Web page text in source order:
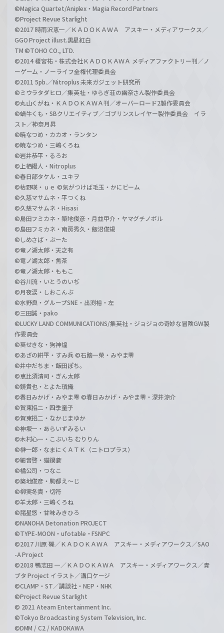
©Magica Quartet/Aniplex・Magia Record Partners
©Project Revue Starlight
©2017 時雨沢恵一／ＫＡＤＯＫＡＷＡ アスキー・メディアワークス／
GGO Project illust.黒星紅白
TM ©TOHO CO., LTD.
©2014 榎宮祐・株式会社ＫＡＤＯＫＡＷＡ メディアファクトリー刊／ノ
ーゲーム・ノーライフ全権代理委員会
©2011 5pb.／Nitroplus 未来ガジェット研究所
©ミウラタダヒロ／集英社・ゆらぎ荘の幽奈さん製作委員会
©丸山くがね・ＫＡＤＯＫＡＷＡ刊／オーバーロード2製作委員会
©蝸牛くも・SBクリエイティブ／ゴブリンスレイヤー製作委員会 イラ
スト／神奈月昇
©暁なつめ・カカオ・ランタン
©暁なつめ・三嶋くろね
©岩井恭平・るろお
©上栖綴人・Nitroplus
©春日部タケル・ユキヲ
©枯野瑛・ｕｅ ©気がつけば毛玉・かにビーム
©久慈マサムネ・平つくね
©久慈マサムネ・Hisasi
©島田フミカネ・築地俊彦・月並甲介・ヤマグチノボル
©島田フミカネ・南房秀久・飯沼俊規
©しめさば・ぶーた
©竜ノ湖太郎・天之有
©竜ノ湖太郎・焦茶
©竜ノ湖太郎・ももこ
©谷川流・いとうのいぢ
©月夜涙・しおこんぶ
©水野良・グループSNE・出渕裕・左
©三田誠・pako
©LUCKY LAND COMMUNICATIONS/集英社・ジョジョの奇妙な冒険GW製
作委員会
©葵せきな・狗神煌
©あざの耕平・すみ兵 ©石踏一榮・みやま零
©井中だちま・飯田ぽち。
©恵比須清司・ぎん太郎
©鏡貴也・とよた瑣織
©春日みかげ・みやま零 ©春日みかげ・みやま零・深井涼介
©賀東招二・四季童子
©賀東招二・なかじまゆか
©神坂一・あらいずみるい
©木村心一・こぶいち むりりん
©榊一郎・なまにくＡＴＫ（ニトロプラス）
©細音啓・猫鍋蒼
©橘公司・つなこ
©築地俊彦・駒都え～じ
©柳実冬貴・切符
©羊太郎・三嶋くろね
©諸星悠・甘味みきひろ
©NANOHA Detonation PROJECT
©TYPE-MOON・ufotable・FSNPC
©2017 川原 礫／ＫＡＤＯＫＡＷＡ アスキー・メディアワークス／SAO
-A Project
©2018 鴨志田 一／ＫＡＤＯＫＡＷＡ アスキー・メディアワークス／青
ブタ Project イラスト／溝口ケージ
©CLAMP・ST／講談社・NEP・NHK
©Project Revue Starlight
© 2021 Ateam Entertainment Inc.
©Tokyo Broadcasting System Television, Inc.
©DMM / C2 / KADOKAWA